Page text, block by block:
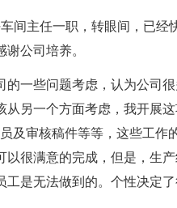
间主任一职，转眼间，已经
公司培养。
的一些问题考虑，认为公司
另一个方面考虑，我开展
及审核稿件等等，这些工作
以很满意的完成，但是，生
是无法做到的。个性决定了